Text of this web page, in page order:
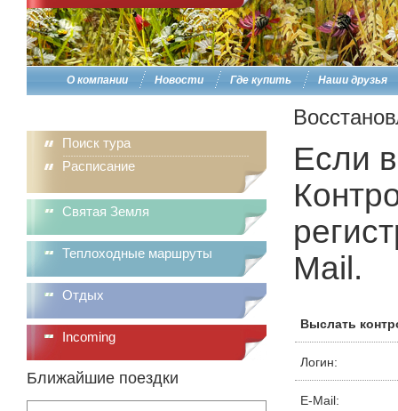
О компании Новости Где купить Наши друзья
Поиск тура
Расписание
Святая Земля
Теплоходные маршруты
Отдых
Incoming
Ближайшие поездки
Если
Mail.
Выслать
Логин:
E-Mail: